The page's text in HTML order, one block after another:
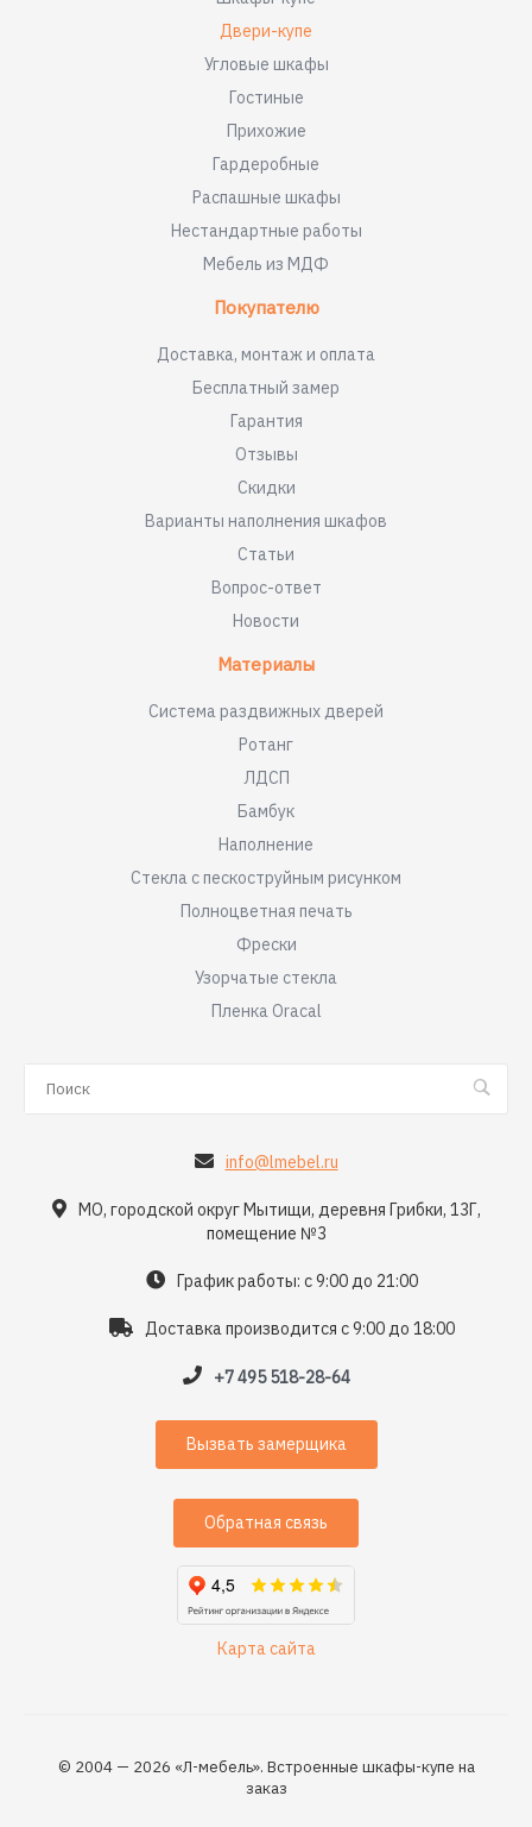
Двери-купе
Угловые шкафы
Гостиные
Прихожие
Гардеробные
Распашные шкафы
Нестандартные работы
Мебель из МДФ
Покупателю
Доставка, монтаж и оплата
Бесплатный замер
Гарантия
Отзывы
Скидки
Варианты наполнения шкафов
Статьи
Вопрос-ответ
Новости
Материалы
Система раздвижных дверей
Ротанг
ЛДСП
Бамбук
Наполнение
Стекла с пескоструйным рисунком
Полноцветная печать
Фрески
Узорчатые стекла
Пленка Oracal
info@lmebel.ru
МО, городской округ Мытищи, деревня Грибки, 13Г,
помещение №3
График работы: с 9:00 до 21:00
Доставка производится с 9:00 до 18:00
+7 495 518-28-64
Вызвать замерщика
Обратная связь
Карта сайта
© 2004 — 2026 «Л-мебель». Встроенные шкафы-купе на
заказ